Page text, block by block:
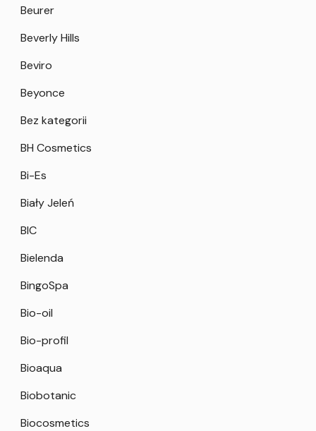
Beurer
Beverly Hills
Beviro
Beyonce
Bez kategorii
BH Cosmetics
Bi-Es
Biały Jeleń
BIC
Bielenda
BingoSpa
Bio-oil
Bio-profil
Bioaqua
Biobotanic
Biocosmetics